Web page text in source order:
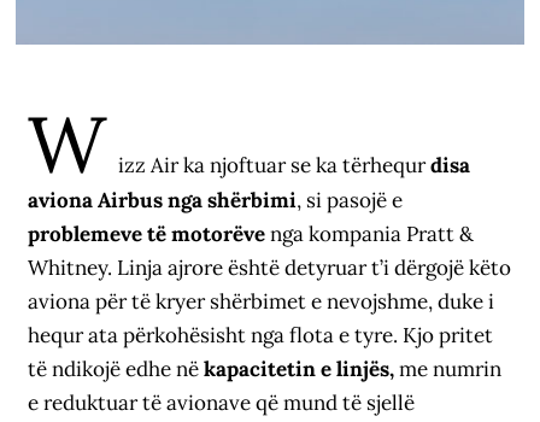
W izz Air ka njoftuar se ka tërhequrdisa
aviona Airbus nga shërbimi, si pasojë e
problemeve të motorëvenga kompania Pratt &
Whitney. Linja ajrore është detyruar t’i dërgojë këto
aviona për të kryer shërbimet e nevojshme, duke i
hequr ata përkohësisht nga flota e tyre. Kjo pritet
të ndikojë edhe nëkapacitetin e linjës,me numrin
e reduktuar të avionave që mund të sjellë